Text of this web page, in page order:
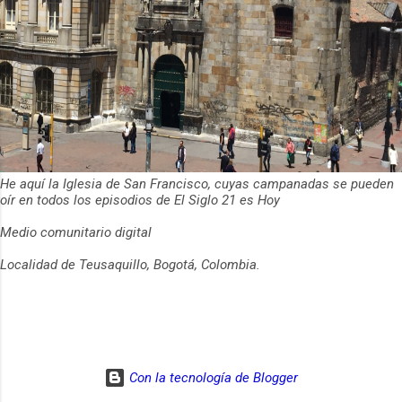
He aquí la Iglesia de San Francisco, cuyas campanadas se pueden
oír en todos los episodios de El Siglo 21 es Hoy
Medio comunitario digital
Localidad de Teusaquillo, Bogotá, Colombia.
Con la tecnología de Blogger